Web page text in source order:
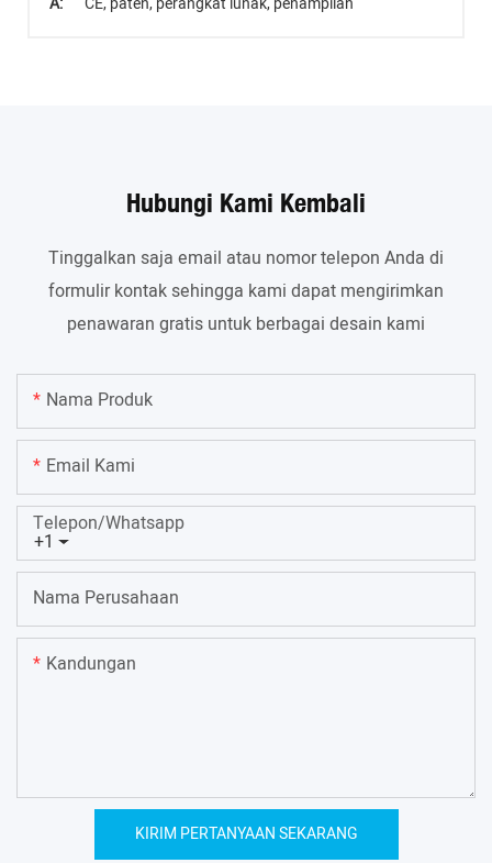
Hubungi Kami Kembali
Tinggalkan saja email atau nomor telepon Anda di
formulir kontak sehingga kami dapat mengirimkan
penawaran gratis untuk berbagai desain kami
Nama Produk
Email Kami
+1
Telepon/whatsapp
Nama Perusahaan
Kandungan
KIRIM PERTANYAAN SEKARANG